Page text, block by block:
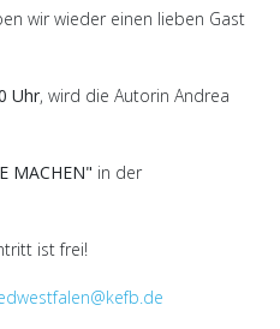
wir wieder einen lieben Gast
Uhr, wird die Autorin Andrea
MACHEN" in der
ist frei!